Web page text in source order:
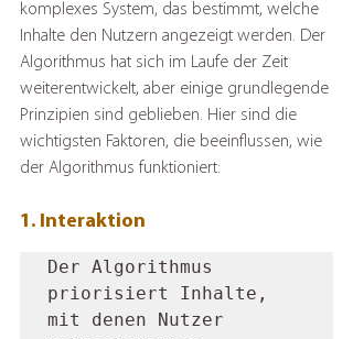
komplexes System, das bestimmt, welche
Inhalte den Nutzern angezeigt werden. Der
Algorithmus hat sich im Laufe der Zeit
weiterentwickelt, aber einige grundlegende
Prinzipien sind geblieben. Hier sind die
wichtigsten Faktoren, die beeinflussen, wie
der Algorithmus funktioniert:
1. Interaktion
Der Algorithmus
priorisiert Inhalte,
mit denen Nutzer